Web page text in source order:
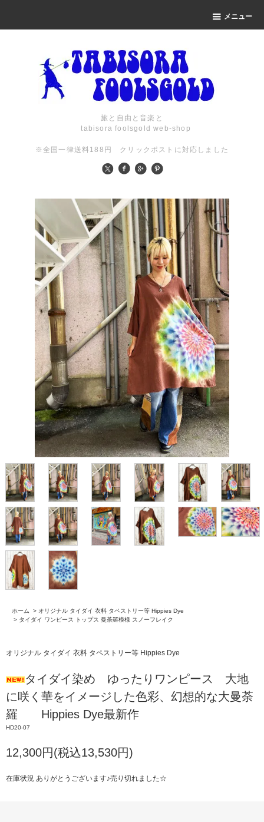
メニュー
旅と自由と音楽と
tabisora foolsgold web-shop
※全国一律送料188円 クリックポストに対応しました
ホーム > オリジナル タイダイ 衣料 タペストリー等 Hippies Dye
> タイダイ ワンピース トップス 曼荼羅模様 スノーフレイク
オリジナル タイダイ 衣料 タペストリー等 Hippies Dye
タイダイ染め ゆったりワンピース 大地
に咲く華をイメージした色彩、幻想的な大曼荼
羅 Hippies Dye最新作
HD20-07
12,300円(税込13,530円)
在庫状況 ありがとうございます♪売り切れました☆